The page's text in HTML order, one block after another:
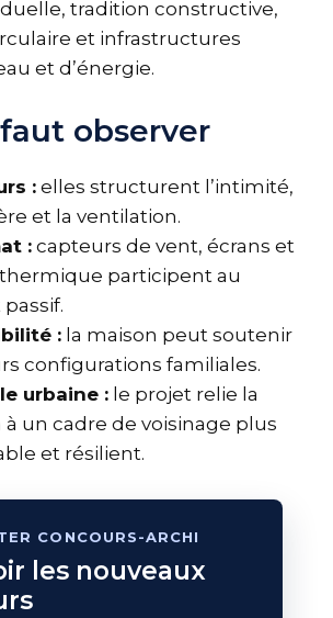
tradition constructive,
et infrastructures
et d’énergie.
faut observer
:elles structurent l’intimité,
et la ventilation.
:capteurs de vent, écrans et
participent au
: la maison peut soutenir
configurations familiales.
urbaine : le projet relie la
à un cadre de voisinage plus
et résilient.
CONCOURS-ARCHI
les nouveaux